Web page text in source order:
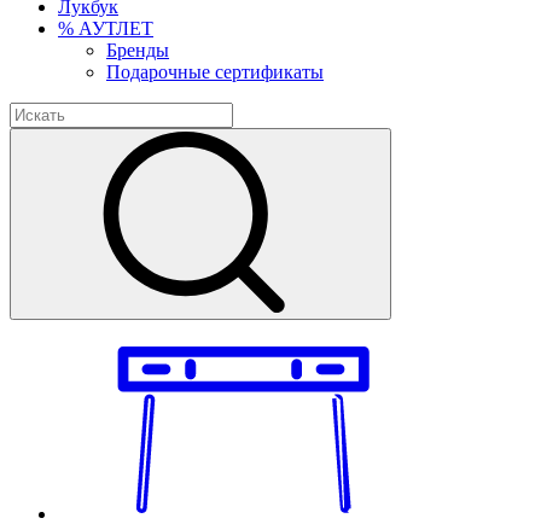
Лукбук
% АУТЛЕТ
Бренды
Подарочные сертификаты